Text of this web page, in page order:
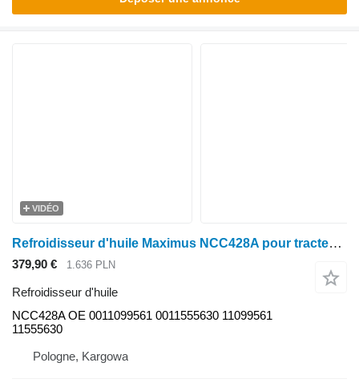
VIDÉO
Refroidisseur d'huile Maximus NCC428A pour tracteur à roues Claas ATOS 240-220 , 350-330 , 340-310
379,90 € 1.636 PLN
Refroidisseur d'huile
NCC428A OE 0011099561 0011555630 11099561
11555630
Pologne, Kargowa